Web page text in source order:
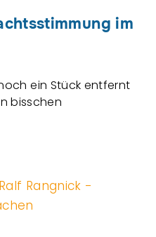
im
ein Stück entfernt
bisschen